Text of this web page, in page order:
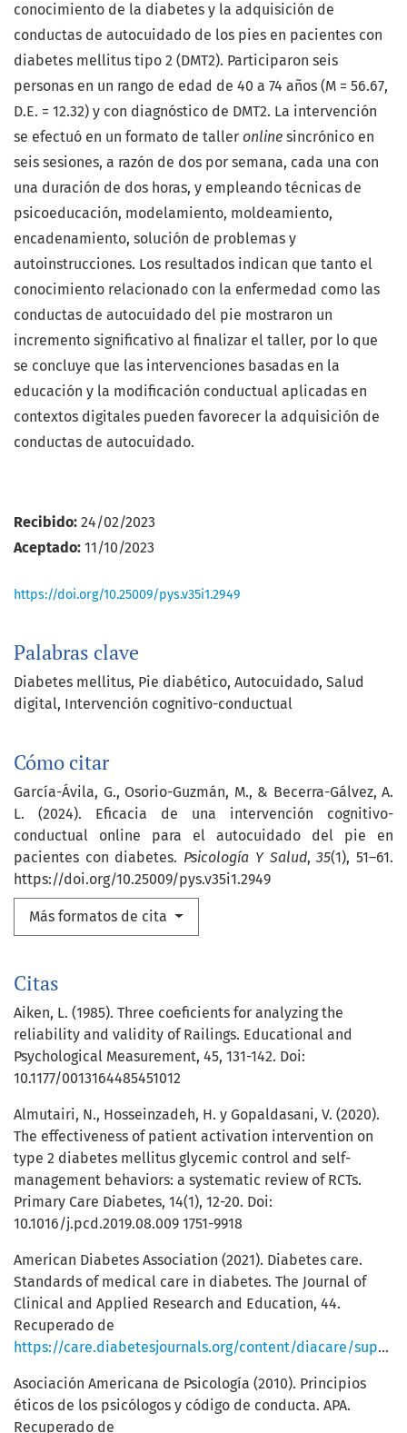
Palabras clave
Diabetes mellitus Pie diabético Autocuidado Salud
digital Intervención cognitivo-conductual
Cómo citar
García-Ávila, G., Osorio-Guzmán, M., & Becerra-Gálvez, A.
L. (2024). Eficacia de una intervención cognitivo-
conductual online para el autocuidado del pie en
pacientes con diabetes. Psicología Y Salud,35(1), 51–61.
https://doi.org/10.25009/pys.v35i1.2949
Más formatos de cita
conocimiento de la diabetes y la adquisición de
conductas de autocuidado de los pies en pacientes con
diabetes mellitus tipo 2 (DMT2). Participaron seis
personas en un rango de edad de 40 a 74 años (M = 56.67,
D.E. = 12.32) y con diagnóstico de DMT2. La intervención
se efectuó en un formato de taller online sincrónico en
seis sesiones, a razón de dos por semana, cada una con
una duración de dos horas, y empleando técnicas de
psicoeducación, modelamiento, moldeamiento,
encadenamiento, solución de problemas y
autoinstrucciones. Los resultados indican que tanto el
conocimiento relacionado con la enfermedad como las
conductas de autocuidado del pie mostraron un
incremento significativo al finalizar el taller, por lo que
se concluye que las intervenciones basadas en la
educación y la modificación conductual aplicadas en
contextos digitales pueden favorecer la adquisición de
conductas de autocuidado.
Recibido: 24/02/2023
Aceptado: 11/10/2023
https://doi.org/10.25009/pys.v35i1.2949
Citas
Aiken, L. (1985). Three coeficients for analyzing the
reliability and validity of Railings. Educational and
Psychological Measurement, 45, 131-142. Doi:
10.1177/0013164485451012
Almutairi, N., Hosseinzadeh, H. y Gopaldasani, V. (2020).
The effectiveness of patient activation intervention on
type 2 diabetes mellitus glycemic control and self-
management behaviors: a systematic review of RCTs.
Primary Care Diabetes, 14(1), 12-20. Doi:
10.1016/j.pcd.2019.08.009 1751-9918
American Diabetes Association (2021). Diabetes care.
Standards of medical care in diabetes. The Journal of
Clinical and Applied Research and Education, 44.
Recuperado de
https://care.diabetesjournals.org/content/diacare/suppl/2020/12/09/44.Supplement_1.DC1/DC_44_S1_final_copyright_stamped.pdf
Asociación Americana de Psicología (2010). Principios
éticos de los psicólogos y código de conducta. APA.
Recuperado de